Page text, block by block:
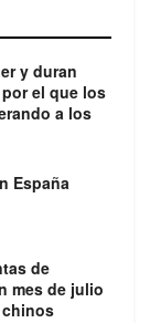
y duran
el que los
a los
España
de
mes de julio